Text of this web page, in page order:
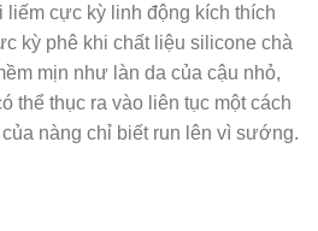
cực kỳ linh động kích thích
kỳ phê khi chất liệu silicone chà
mịn như làn da của cậu nhỏ,
thể thục ra vào liên tục một cách
của nàng chỉ biết run lên vì sướng.